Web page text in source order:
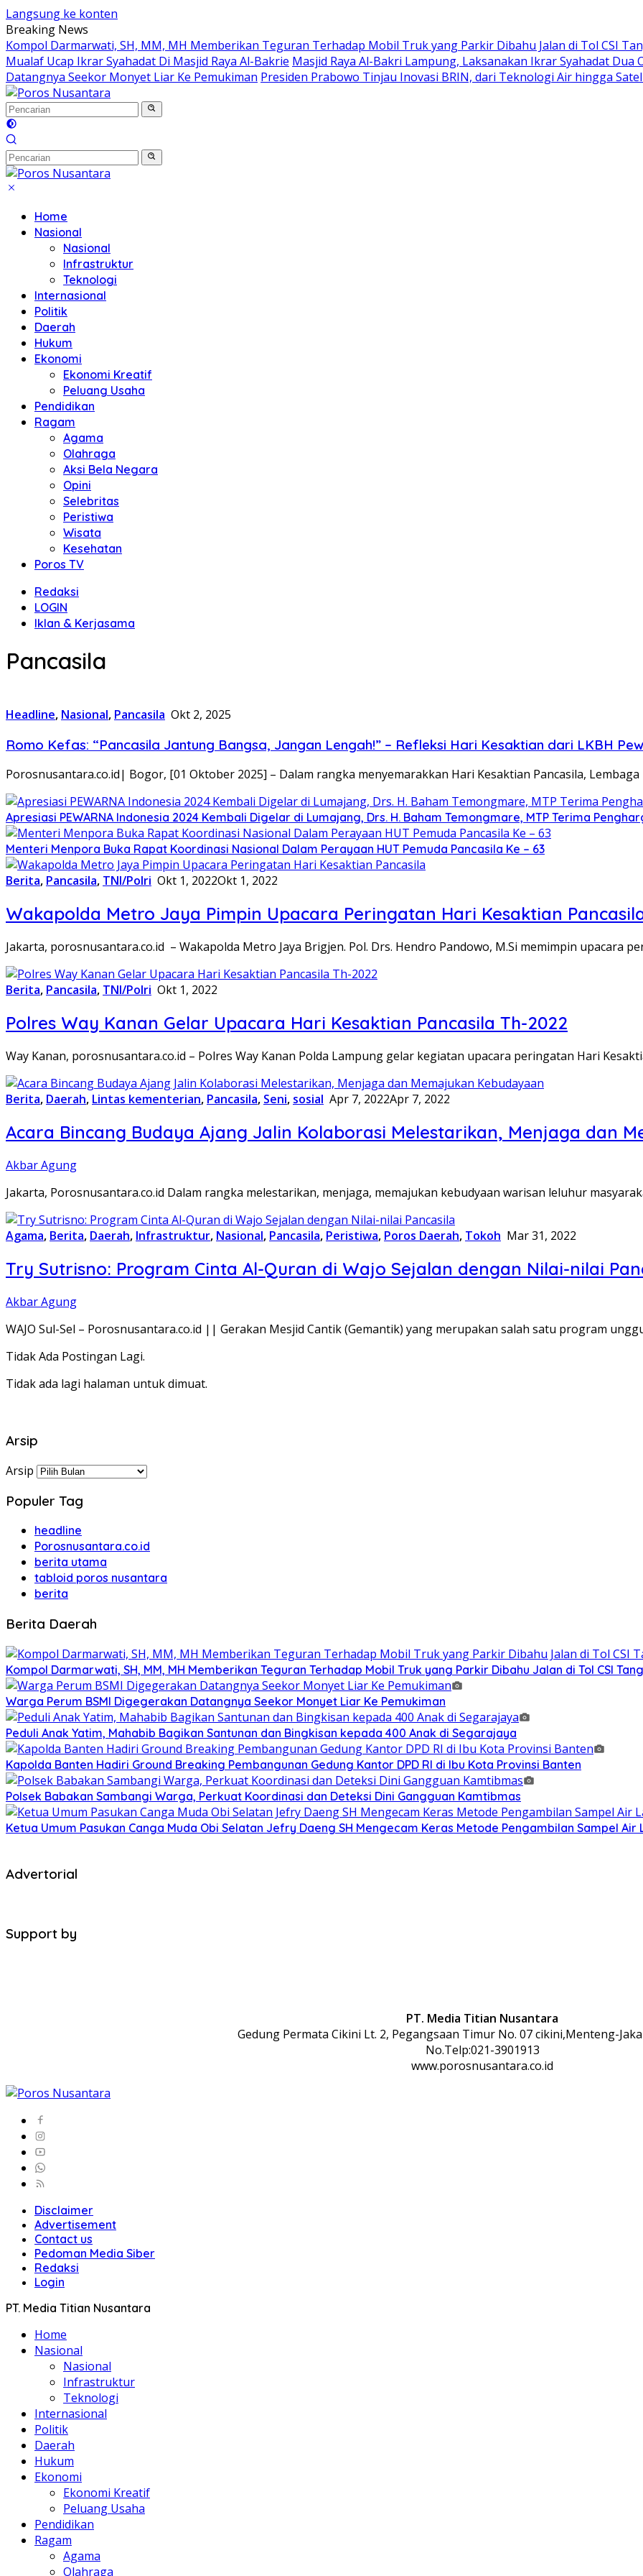
Langsung ke konten
Breaking News
Kompol Darmarwati, SH, MM, MH Memberikan Teguran Terhadap Mobil Truk yang Parkir Dibahu Jalan di Tol CSI
Mualaf Ucap Ikrar Syahadat Di Masjid Raya Al-Bakrie Masjid Raya Al-Bakri Lampung, Laksanakan Ikrar Syahadat Dua
Datangnya Seekor Monyet Liar Ke Pemukiman Presiden Prabowo Tinjau Inovasi BRIN, dari Teknologi Air hingga
Home
Nasional
Nasional
Infrastruktur
Teknologi
Internasional
Politik
Daerah
Hukum
Ekonomi
Ekonomi Kreatif
Peluang Usaha
Pendidikan
Ragam
Agama
Olahraga
Aksi Bela Negara
Opini
Selebritas
Peristiwa
Wisata
Kesehatan
Poros TV
Redaksi
LOGIN
Iklan & Kerjasama
Pancasila
Headline, Nasional, Pancasila Okt 2, 2025
Romo Kefas: “Pancasila Jantung Bangsa, Jangan Lengah!” – Refleksi Hari Kesaktian dari LKBH
Porosnusantara.co.id| Bogor, [01 Oktober 2025] – Dalam rangka menyemarakkan Hari Kesaktian Pancasila,
Apresiasi PEWARNA Indonesia 2024 Kembali Digelar di Lumajang, Drs. H. Baham Temongmare, MTP Terima
Menteri Menpora Buka Rapat Koordinasi Nasional Dalam Perayaan HUT Pemuda Pancasila Ke – 63
Berita, Pancasila, TNI/Polri Okt 1, 2022Okt 1, 2022
Wakapolda Metro Jaya Pimpin Upacara Peringatan Hari Kesaktian
Jakarta, porosnusantara.co.id – Wakapolda Metro Jaya Brigjen. Pol. Drs. Hendro Pandowo, M.Si memimpin upacara
Berita, Pancasila, TNI/Polri Okt 1, 2022
Polres Way Kanan Gelar Upacara Hari Kesaktian Pancasila Th-2022
Way Kanan, porosnusantara.co.id – Polres Way Kanan Polda Lampung gelar kegiatan upacara peringatan Hari
Berita, Daerah, Lintas kementerian, Pancasila, Seni, sosial Apr 7, 2022Apr 7, 2022
Acara Bincang Budaya Ajang Jalin Kolaborasi Melestarikan, Menjaga dan
Akbar Agung
Jakarta, Porosnusantara.co.id Dalam rangka melestarikan, menjaga, memajukan kebudyaan warisan leluhur
Agama, Berita, Daerah, Infrastruktur, Nasional, Pancasila, Peristiwa, Poros Daerah, Tokoh Mar 31, 2022
Try Sutrisno: Program Cinta Al-Quran di Wajo Sejalan dengan Nilai-nilai
Akbar Agung
WAJO Sul-Sel – Porosnusantara.co.id || Gerakan Mesjid Cantik (Gemantik) yang merupakan salah satu program
Tidak Ada Postingan Lagi.
Tidak ada lagi halaman untuk dimuat.
Arsip
Arsip
Populer Tag
headline
Porosnusantara.co.id
berita utama
tabloid poros nusantara
berita
Berita Daerah
Kompol Darmarwati, SH, MM, MH Memberikan Teguran Terhadap Mobil Truk yang Parkir Dibahu Jalan di Tol CSI
Warga Perum BSMI Digegerakan Datangnya Seekor Monyet Liar Ke Pemukiman
Peduli Anak Yatim, Mahabib Bagikan Santunan dan Bingkisan kepada 400 Anak di Segarajaya
Kapolda Banten Hadiri Ground Breaking Pembangunan Gedung Kantor DPD RI di Ibu Kota Provinsi Banten
Polsek Babakan Sambangi Warga, Perkuat Koordinasi dan Deteksi Dini Gangguan Kamtibmas
Ketua Umum Pasukan Canga Muda Obi Selatan Jefry Daeng SH Mengecam Keras Metode Pengambilan Sampel Air
Advertorial
Support by
PT. Media Titian Nusantara
Gedung Permata Cikini Lt. 2, Pegangsaan Timur No. 07 cikini,Menteng-
No.Telp:021-3901913
www.porosnusantara.co.id
Disclaimer
Advertisement
Contact us
Pedoman Media Siber
Redaksi
Login
PT. Media Titian Nusantara
Home
Nasional
Nasional
Infrastruktur
Teknologi
Internasional
Politik
Daerah
Hukum
Ekonomi
Ekonomi Kreatif
Peluang Usaha
Pendidikan
Ragam
Agama
Olahraga